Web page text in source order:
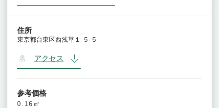
住所
東京都台東区西浅草１-５-５
アクセス
参考価格
0.16㎡